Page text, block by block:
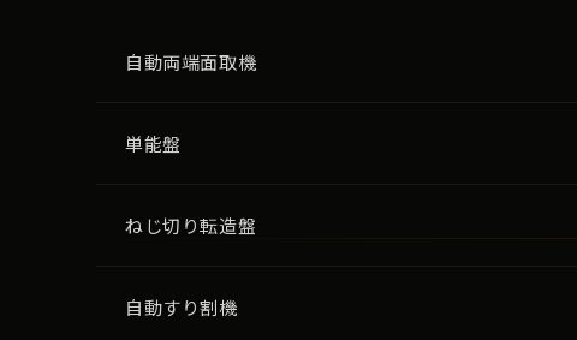
自動両端面取機
単能盤
ねじ切り転造盤
自動すり割機